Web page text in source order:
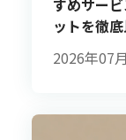
ットを徹
2026年07